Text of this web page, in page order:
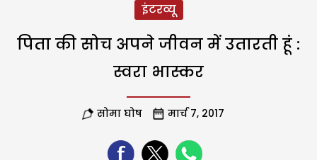
इंटरव्यू
पिता की सोच अपने जीवन में उतारती हूं :
स्वरा भास्कर
सोमा घोष मार्च 7, 2017